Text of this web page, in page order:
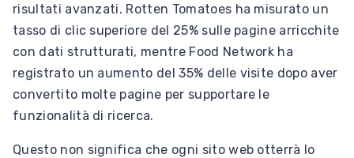
risultati avanzati. Rotten Tomatoes ha misurato un
tasso di clic superiore del 25% sulle pagine arricchite
con dati strutturati, mentre Food Network ha
registrato un aumento del 35% delle visite dopo aver
convertito molte pagine per supportare le
funzionalità di ricerca.
Questo non significa che ogni sito web otterrà lo